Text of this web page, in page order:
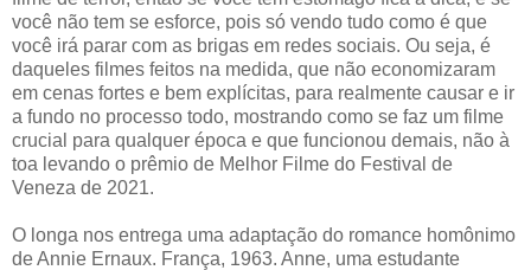
você não tem se esforce, pois só vendo tudo como é que
você irá parar com as brigas em redes sociais. Ou seja, é
daqueles filmes feitos na medida, que não economizaram
em cenas fortes e bem explícitas, para realmente causar e ir
a fundo no processo todo, mostrando como se faz um filme
crucial para qualquer época e que funcionou demais, não à
toa levando o prêmio de Melhor Filme do Festival de
Veneza de 2021.
O longa nos entrega uma adaptação do romance homônimo
de Annie Ernaux. França, 1963. Anne, uma estudante